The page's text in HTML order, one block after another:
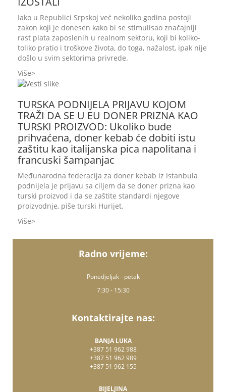
Iako u Republici Srpskoj već nekoliko godina postoji
zakon koji je donesen kako bi se stimulisao značajniji
rast plata zaposlenih u realnom sektoru, koji bi koliko-
toliko pratio i troškove života, do toga, nažalost, ipak nije
došlo u svim sektorima privrede.
Više
TURSKA PODNIJELA PRIJAVU KOJOM
TRAŽI DA SE U EU DONER PRIZNA KAO
TURSKI PROIZVOD: Ukoliko bude
prihvaćena, doner kebab će dobiti istu
zaštitu kao italijanska pica napolitana i
francuski šampanjac
Međunarodna federacija za doner kebab iz Istanbula
podnijela je prijavu sa ciljem da se doner prizna kao
turski proizvod i da se zaštite standardi njegove
proizvodnje, piše turski Hurijet.
Više
Radno vrijeme:
Ponedjeljak - petak
7:30 - 15:30
Kontaktirajte nas:
BANJA LUKA
+387 51 962 988
+387 51 962 989
+387 51 962 155
BIJELJINA